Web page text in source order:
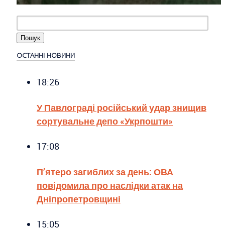
ОСТАННІ НОВИНИ
18:26
У Павлограді російський удар знищив
сортувальне депо «Укрпошти»
17:08
П’ятеро загиблих за день: ОВА
повідомила про наслідки атак на
Дніпропетровщині
15:05